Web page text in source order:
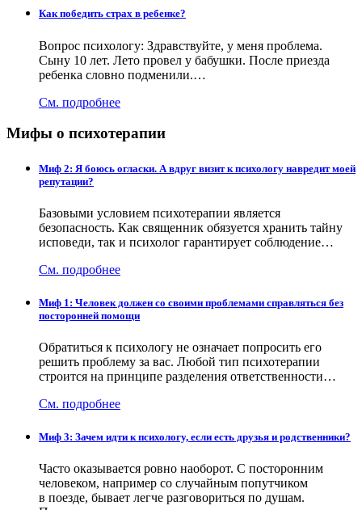
Как победить страх в ребенке?
Вопрос психологу: Здравствуйте, у меня проблема.
Сыну 10 лет. Лето провел у бабушки. После приезда
ребенка словно подменили.…
См. подробнее
Мифы о психотерапии
Миф 2: Я боюсь огласки. А вдруг визит к психологу навредит моей
репутации?
Базовыми условием психотерапии является
безопасность. Как священник обязуется хранить тайну
исповеди, так и психолог гарантирует соблюдение…
См. подробнее
Миф 1: Человек должен со своими проблемами справляться без
посторонней помощи
Обратиться к психологу не означает попросить его
решить проблему за вас. Любой тип психотерапии
строится на принципе разделения ответственности…
См. подробнее
Миф 3: Зачем идти к психологу, если есть друзья и родственники?
Часто оказывается ровно наоборот. С посторонним
человеком, например со случайным попутчиком
в поезде, бывает легче разговориться по душам.